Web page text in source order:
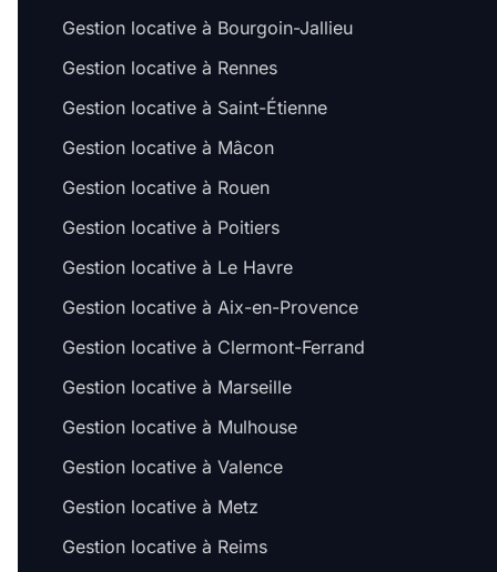
Gestion locative à Bourgoin-Jallieu
Gestion locative à Rennes
Gestion locative à Saint-Étienne
Gestion locative à Mâcon
Gestion locative à Rouen
Gestion locative à Poitiers
Gestion locative à Le Havre
Gestion locative à Aix-en-Provence
Gestion locative à Clermont-Ferrand
Gestion locative à Marseille
Gestion locative à Mulhouse
Gestion locative à Valence
Gestion locative à Metz
Gestion locative à Reims